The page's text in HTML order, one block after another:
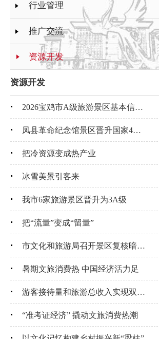
行业管理
推广交流
资源开发
资源开发
2026宝鸡市A级旅游景区基本信息表
凤县革命纪念馆景区晋升国家4A级景区
把冷资源变成热产业
冰雪美景引客来
我市6家旅游景区晋升为3A级
把“流量”变成“留量”
市文化和旅游局召开景区复核暗访约谈会
暑期文旅消费热 中国经济活力足
游客接待量和旅游总收入实现双增长
“准考证经济” 撬动文旅消费热潮